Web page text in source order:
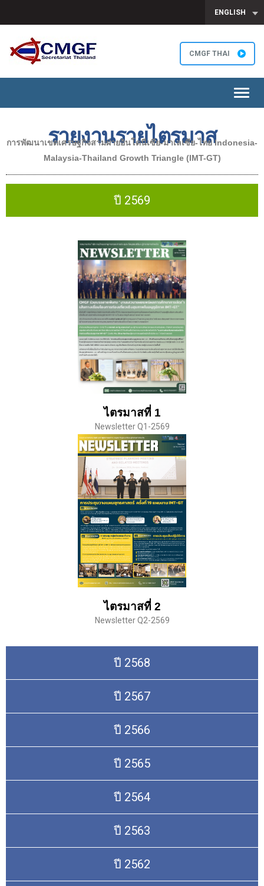
ENGLISH
CMGF THAI
รายงานรายไตรมาส​
การพัฒนาเขตเศรษฐกิจสามฝ่ายอินโดนีเซีย-มาเลเซีย-ไทย Indonesia-
Malaysia-Thailand Growth Triangle (IMT-GT)
ปี 2569
ปี 2568
ปี 2567
ปี 2566
ปี 2565
ปี 2564
ปี 2563
ปี 2562
ไตรมาสที่ 1
Newsletter Q1-2569
ไตรมาสที่ 2
Newsletter Q2-2569